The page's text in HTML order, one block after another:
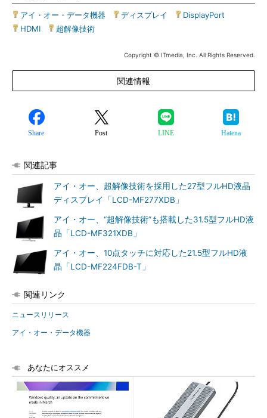
アイ・オー・データ機器 ディスプレイ DisplayPort
HDMI
超解像技術
Copyright © ITmedia, Inc. All Rights Reserved.
関連情報
Share Post LINE Hatena
関連記事
アイ・オー、超解像技術を採用した27型フルHD液晶
ディスプレイ「LCD-MF277XDB」
アイ・オー、“超解像技術”も搭載した31.5型フルHD液
晶「LCD-MF321XDB」
アイ・オー、10点タッチに対応した21.5型フルHD液
晶「LCD-MF224FDB-T」
関連リンク
ニュースリリース
アイ・オー・データ機器
あなたにオススメ